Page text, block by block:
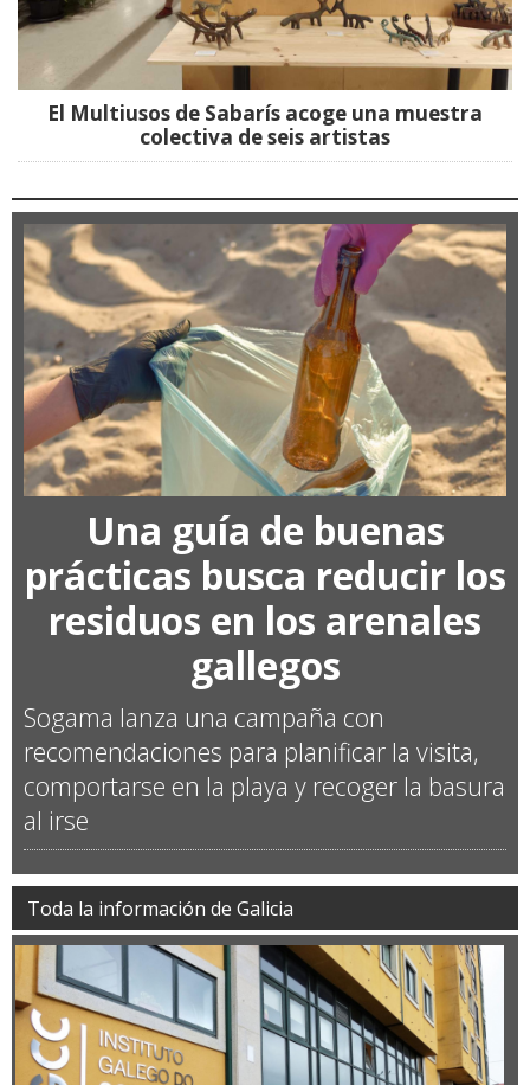
El Multiusos de Sabarís acoge una muestra
colectiva de seis artistas
Una guía de buenas
prácticas busca reducir los
residuos en los arenales
gallegos
Sogama lanza una campaña con
recomendaciones para planificar la visita,
comportarse en la playa y recoger la basura
al irse
Toda la información de Galicia